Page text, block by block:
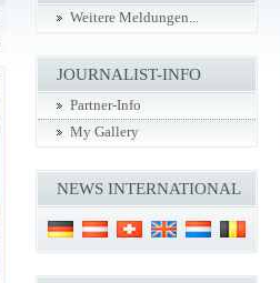
Weitere Meldungen...
JOURNALIST-INFO
Partner-Info
My Gallery
NEWS INTERNATIONAL